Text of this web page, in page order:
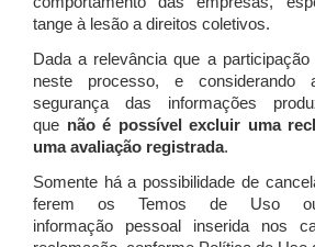
tange à lesão a direitos coletivos.
Dada a relevância que a
neste processo, e considerando
segurança das informações
que não é possível excluir uma
uma avaliação registrada.
Somente há a possibilidade de
ferem os Temos de Uso
informação pessoal inserida nos